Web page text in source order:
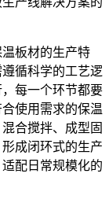
板材的生产特
循科学的工艺逻
每一个环节都要
使用需求的保温
合搅拌、成型固
成闭环式的生产
配日常规模化的